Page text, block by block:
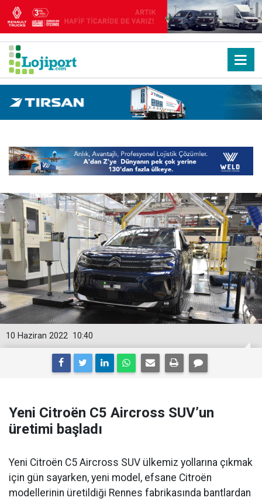
10:40
10 Haziran 2022
Yeni Citroën C5 Aircross SUV’un
üretimi başladı
Yeni Citroën C5 Aircross SUV ülkemiz yollarına çıkmak
için gün sayarken, yeni model, efsane Citroën
modellerinin üretildiği Rennes fabrikasında bantlardan